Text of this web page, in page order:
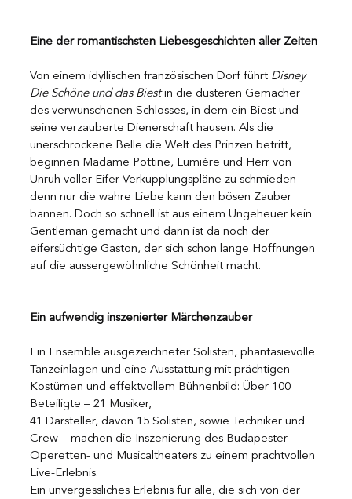
Eine der romantischsten Liebesgeschichten aller Zeiten
Von einem idyllischen französischen Dorf führt Disney
Die Schöne und das Biest in die düsteren Gemächer
des verwunschenen Schlosses, in dem ein Biest und
seine verzauberte Dienerschaft hausen. Als die
unerschrockene Belle die Welt des Prinzen betritt,
beginnen Madame Pottine, Lumière und Herr von
Unruh voller Eifer Verkupplungspläne zu schmieden –
denn nur die wahre Liebe kann den bösen Zauber
bannen. Doch so schnell ist aus einem Ungeheuer kein
Gentleman gemacht und dann ist da noch der
eifersüchtige Gaston, der sich schon lange Hoffnungen
auf die aussergewöhnliche Schönheit macht.
Ein aufwendig inszenierter Märchenzauber
Ein Ensemble ausgezeichneter Solisten, phantasievolle
Tanzeinlagen und eine Ausstattung mit prächtigen
Kostümen und effektvollem Bühnenbild: Über 100
Beteiligte – 21 Musiker,
41 Darsteller, davon 15 Solisten, sowie Techniker und
Crew – machen die Inszenierung des Budapester
Operetten- und Musicaltheaters zu einem prachtvollen
Live-Erlebnis.
Ein unvergessliches Erlebnis für alle, die sich von der